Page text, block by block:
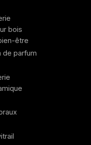
bois
être
de parfum